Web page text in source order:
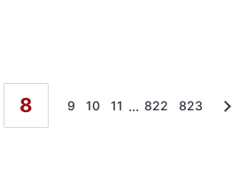
8 9 10 11 ... 822 823